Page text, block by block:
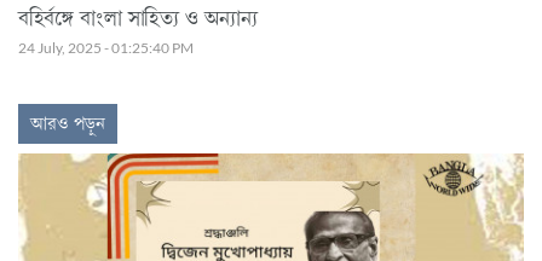
বহির্বঙ্গে বাংলা সাহিত্য ও অন্যান্য
24 July, 2025 - 01:25:40 PM
আরও পড়ুন